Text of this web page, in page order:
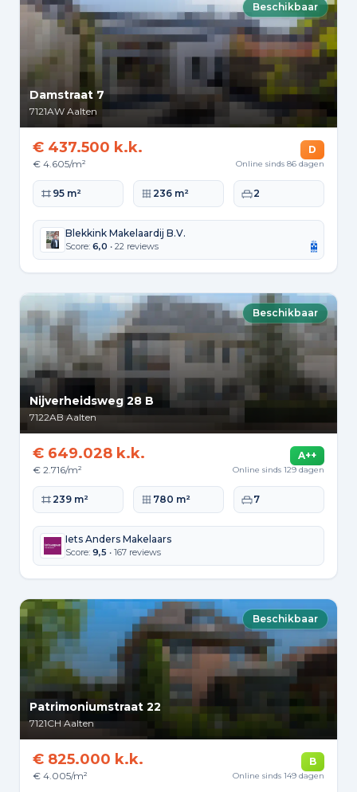
Beschikbaar
Damstraat 7
7121AW Aalten
€ 437.500 k.k.
€ 4.605/m²
D
Online sinds 86 dagen
Woonoppervlakte
95 m² Perceeloppervlakte
236 m² Slaapkamers
2
Blekkink Makelaardij B.V.
Score: 6,0 • 22 reviews
Beschikbaar
Nijverheidsweg 28 B
7122AB Aalten
€ 649.028 k.k.
€ 2.716/m²
A++
Online sinds 129 dagen
Woonoppervlakte
239 m² Perceeloppervlakte
780 m² Slaapkamers
7
Iets Anders Makelaars
Score: 9,5 • 167 reviews
Beschikbaar
Patrimoniumstraat 22
7121CH Aalten
€ 825.000 k.k.
€ 4.005/m²
B
Online sinds 149 dagen